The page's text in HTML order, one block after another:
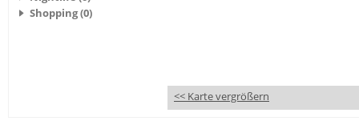
Shopping (0)
<< Karte vergrößern